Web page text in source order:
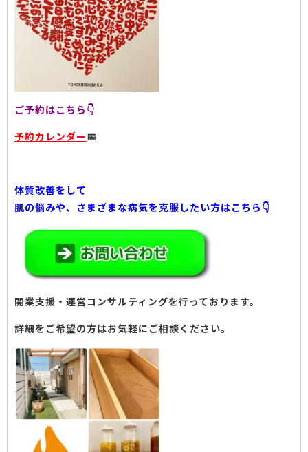
ご予約はこちら👇
予約カレンダー📅
体質改善をして
肌の悩みや、さまざまな病気を克服したい方はこちら👇
開業支援・運営コンサルティングを行っております。
詳細をご希望の方はお気軽にご相談ください。